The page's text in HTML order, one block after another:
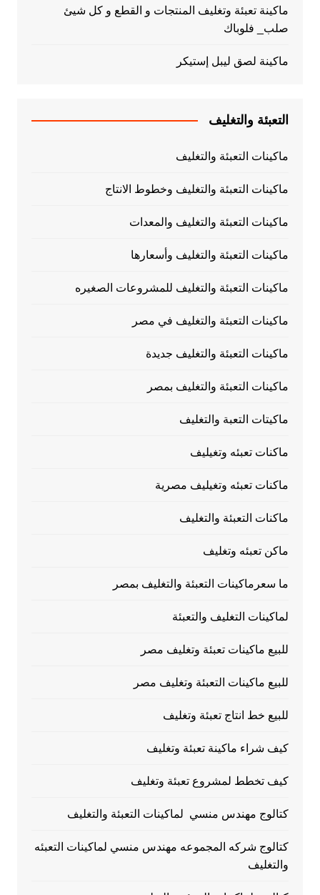
ماكينة تعبئة وتغليف المنتجات و القطع و كل شيئ
صلب_ فلوباك
ماكينة لصق ليبل إستيكر
التعبئة والتغليف
ماكينات التعبئة والتغليف
ماكينات التعبئة والتغليف وخطوط الانتاج
ماكينات التعبئة والتغليف والمعدات
ماكينات التعبئة والتغليف وأسعارها
ماكينات التعبئة والتغليف للمشروعات الصغيره
ماكينات التعبئة والتغليف في مصر
ماكينات التعبئة والتغليف جديدة
ماكينات التعبئة والتغليف بمصر
ماكيتات التعبة والتغليف
ماكنات تعبئه وتغيليف
ماكنات تعبئه وتغيليف مصرية
ماكنات التعبئة والتغليف
ماكن تعبئه وتغليف
ما سعرماكينات التعبئة والتغليف بمصر
لماكينات التغليف والتعبئة
للبيع ماكينات تعبئة وتغليف مصر
للبيع ماكينات التعبئة وتغليف مصر
للبيع خط انتاج تعبئة وتغليف
كيف شراء ماكينة تعبئة وتغليف
كيف تخطط لمشروع تعبئة وتغليف
كتالوج مهندس منسي لماكينات التعبئة والتغليف
كتالوج شركه المجموعه مهندس منسي لماكينات التعبئه
والتغليف